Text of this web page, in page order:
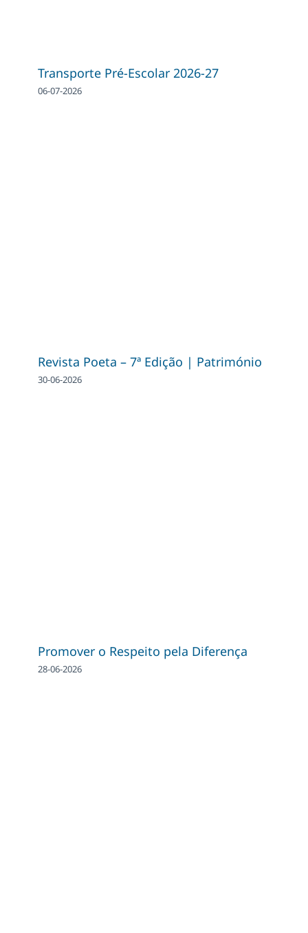
Transporte Pré-Escolar 2026-27
06-07-2026
Revista Poeta – 7ª Edição | Património
30-06-2026
Promover o Respeito pela Diferença
28-06-2026